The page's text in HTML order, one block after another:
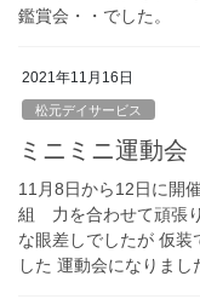
鑑賞会・・でした。
2021年11月16日
松元デイサービス
ミニミニ運動会
11月8日から12日に開
組 力を合わせて頑張
な眼差しでしたが 仮装
した 運動会になりまし